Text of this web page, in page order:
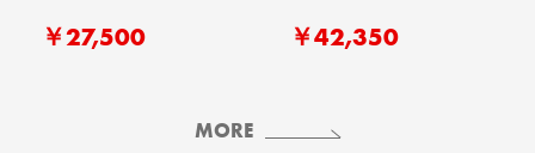
￥27,500 ￥42,350
MORE